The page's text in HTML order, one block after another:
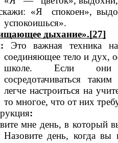
«Я спокоен»,
успокоишься».
дыхание».[27]
: Это важная техника
соединяющее тело и дух,
школе. Если они
сосредотачиваться
легче настроиться на
то многое, что от них
:
мне день, в который
Назовите день, когда вы